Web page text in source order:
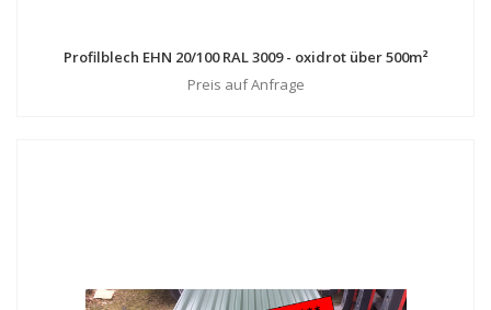
Profilblech EHN 20/100 RAL 3009 - oxidrot über 500m²
Preis auf Anfrage